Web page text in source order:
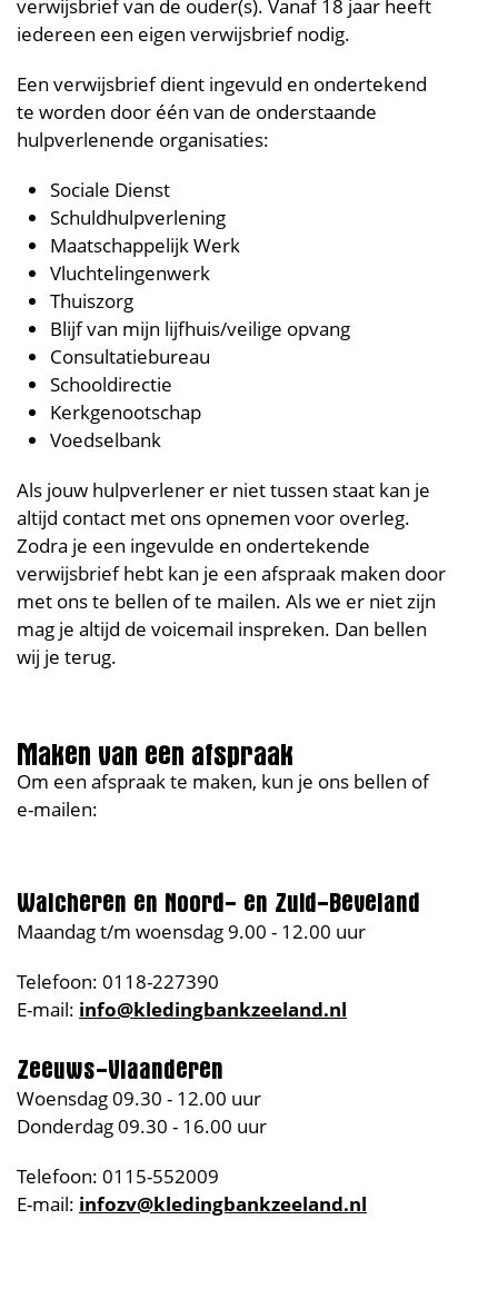
verwijsbrief van de ouder(s). Vanaf 18 jaar heeft
iedereen een eigen verwijsbrief nodig.
Een verwijsbrief dient ingevuld en ondertekend
te worden door één van de onderstaande
hulpverlenende organisaties:
Sociale Dienst
Schuldhulpverlening
Maatschappelijk Werk
Vluchtelingenwerk
Thuiszorg
Blijf van mijn lijfhuis/veilige opvang
Consultatiebureau
Schooldirectie
Kerkgenootschap
Voedselbank
Als jouw hulpverlener er niet tussen staat kan je
altijd contact met ons opnemen voor overleg.
Zodra je een ingevulde en ondertekende
verwijsbrief hebt kan je een afspraak maken door
met ons te bellen of te mailen. Als we er niet zijn
mag je altijd de voicemail inspreken. Dan bellen
wij je terug.
Om een afspraak te maken, kun je ons bellen of
e-mailen:
Maandag t/m woensdag 9.00 - 12.00 uur
Telefoon: 0118-227390
E-mail: info@kledingbankzeeland.nl
Woensdag 09.30 - 12.00 uur
Donderdag 09.30 - 16.00 uur
Telefoon: 0115-552009
E-mail: infozv@kledingbankzeeland.nl